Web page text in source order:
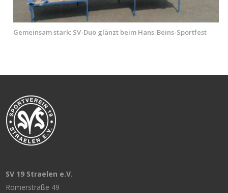
Gemeinsam stark: SV-Duo glänzt beim Hans-Beins-Sportfest
SV 19 Straelen e.V.
Römerstraße 49